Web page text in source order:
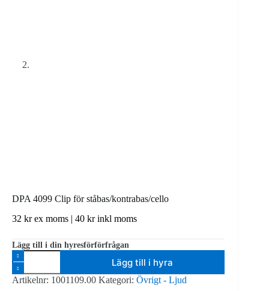
DPA 4099 Clip för ståbas/kontrabas/cello
32 krex moms | 40 krinkl moms
Lägg till i din hyresförförfrågan
DPA
4099
Clip
för
Lägg till i hyra
Artikelnr: 1001109.00 Kategori: Övrigt - Ljud